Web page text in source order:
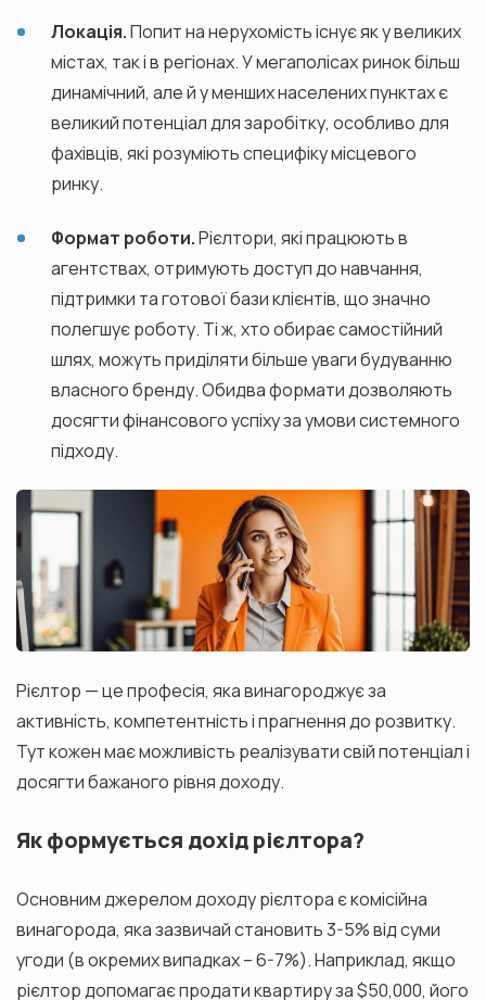
Локація.Попит на нерухомість існує як у великих
містах, так і в регіонах. У мегаполісах ринок більш
динамічний, але й у менших населених пунктах є
великий потенціал для заробітку, особливо для
фахівців, які розуміють специфіку місцевого
ринку.
Формат роботи.Рієлтори, які працюють в
агентствах, отримують доступ до навчання,
підтримки та готової бази клієнтів, що значно
полегшує роботу. Ті ж, хто обирає самостійний
шлях, можуть приділяти більше уваги будуванню
власного бренду. Обидва формати дозволяють
досягти фінансового успіху за умови системного
підходу.
Рієлтор — це професія, яка винагороджує за
активність, компетентність і прагнення до розвитку.
Тут кожен має можливість реалізувати свій потенціал і
досягти бажаного рівня доходу.
Як формується дохід рієлтора?
Основним джерелом доходу рієлтора є комісійна
винагорода, яка зазвичай становить 3-5% від суми
угоди (в окремих випадках – 6-7%). Наприклад, якщо
рієлтор допомагає продати квартиру за $50,000, його